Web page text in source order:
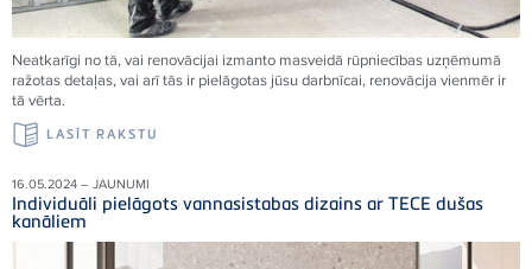
Neatkarīgi no tā, vai renovācijai izmanto masveidā rūpniecības uzņēmumā
ražotas detaļas, vai arī tās ir pielāgotas jūsu darbnīcai, renovācija vienmēr ir
tā vērta.
LASĪT RAKSTU
16.05.2024 – JAUNUMI
Individuāli pielāgots vannasistabas dizains ar TECE dušas
kanāliem